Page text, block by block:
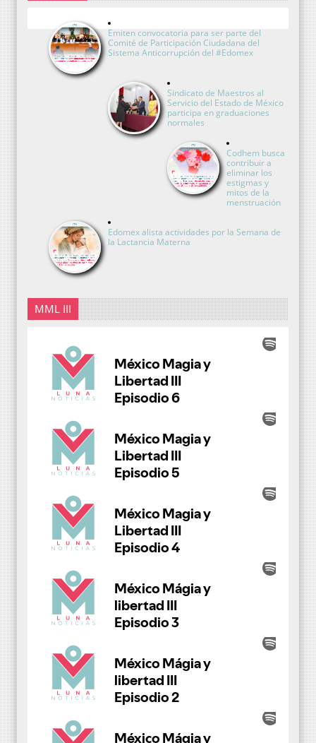
Emiten convocatoria para ser parte del
Comité de Participación Ciudadana del
Sistema Anticorrupción del #Edomex
Sindicato de Maestros al
Servicio del Estado de México
participa en graduaciones
normales
Codhem busca
contribuir a
eliminar los
estigmas y
mitos de la
menstruación
Edomex alista actividades por la Semana de
la Lactancia Materna
MML III